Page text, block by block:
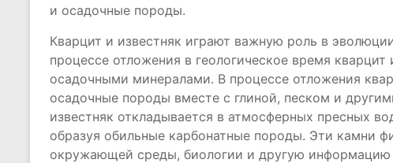
и осадочные породы.
Кварцит и известняк играют важную роль в
процессе отложения в геологическое время
осадочными минералами. В процессе отложения
осадочные породы вместе с глиной, песком и
известняк откладывается в атмосферных пресных
образуя обильные карбонатные породы. Эти камни
окружающей среды, биологии и другую информацию